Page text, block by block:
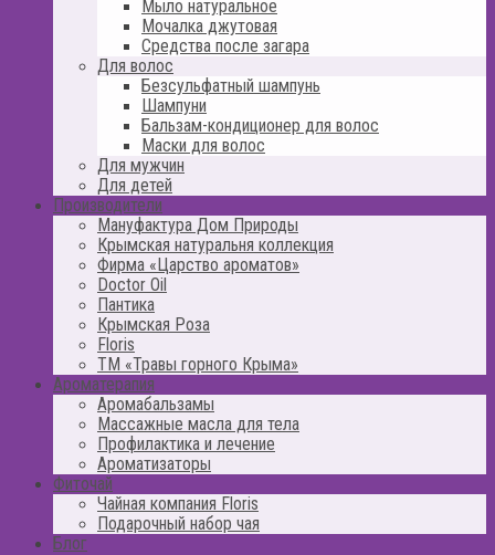
Мыло натуральное
Мочалка джутовая
Средства после загара
Для волос
Безсульфатный шампунь
Шампуни
Бальзам-кондиционер для волос
Маски для волос
Для мужчин
Для детей
Производители
Мануфактура Дом Природы
Крымская натуральня коллекция
Фирма «Царство ароматов»
Doctor Oil
Пантика
Крымская Роза
Floris
ТМ «Травы горного Крыма»
Ароматерапия
Аромабальзамы
Массажные масла для тела
Профилактика и лечение
Ароматизаторы
Фиточай
Чайная компания Floris
Подарочный набор чая
Блог